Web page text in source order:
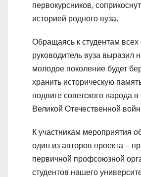
первокурсников,
историей родного вуза.
Обращаясь к студентам всех
руководитель вуза выразил
молодое поколение будет
хранить историческую
подвиге советского народа в
Великой Отечественной
К участникам мероприятия
один из авторов проекта –
первичной профсоюзной
студентов нашего